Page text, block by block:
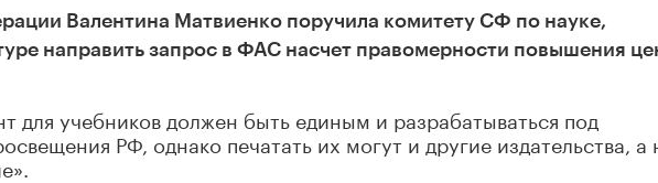
Валентина Матвиенко поручила комитету СФ по науке,
направить запрос в ФАС насчет правомерности повышения
для учебников должен быть единым и разрабатываться под
РФ, однако печатать их могут и другие издательства, а